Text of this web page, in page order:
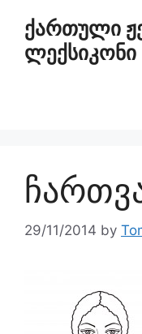
ქართული
ლექსიკონი
29/11/2014 by